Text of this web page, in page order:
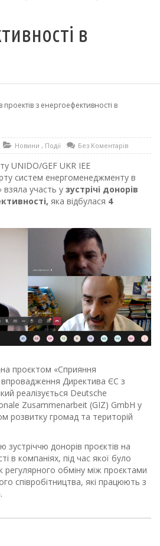
в
проектів з енергоефективності в
Новини , Події Без Коментарів
UNIDO/GEF UKR IEE
систем енергоменеджменту в
взяла участь у зустрічі донорів
яка відбулася 4
проєктом «Сприяння
впровадження Директива ЄС з
реалізується Deutsche
Zusammenarbeit (GIZ) GmbH у
розвитку громад та територій
зустріччю донорів проєктів на
в компаніях, під час якої було
обміну між проєктами
співробітництва, які працюють з